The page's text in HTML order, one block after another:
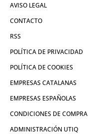
AVISO LEGAL
CONTACTO
RSS
POLÍTICA DE PRIVACIDAD
POLÍTICA DE COOKIES
EMPRESAS CATALANAS
EMPRESAS ESPAÑOLAS
CONDICIONES DE COMPRA
ADMINISTRACIÓN UTIQ